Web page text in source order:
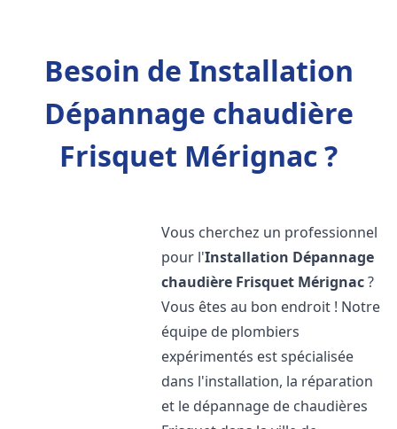
Besoin de Installation
Dépannage chaudière
Frisquet Mérignac ?
Vous cherchez un professionnel
pour l'Installation Dépannage
chaudière Frisquet Mérignac?
Vous êtes au bon endroit ! Notre
équipe de plombiers
expérimentés est spécialisée
dans l'installation, la réparation
et le dépannage de chaudières